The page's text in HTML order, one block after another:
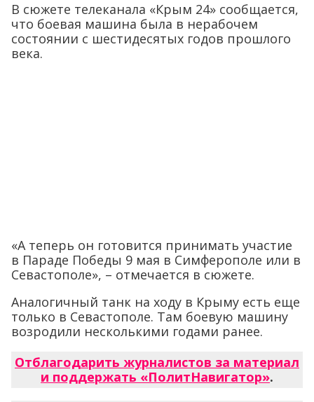
В сюжете телеканала «Крым 24» сообщается,
что боевая машина была в нерабочем
состоянии с шестидесятых годов прошлого
века.
«А теперь он готовится принимать участие
в Параде Победы 9 мая в Симферополе или в
Севастополе», – отмечается в сюжете.
Аналогичный танк на ходу в Крыму есть еще
только в Севастополе. Там боевую машину
возродили несколькими годами ранее.
Отблагодарить журналистов за материал
и поддержать «ПолитНавигатор».